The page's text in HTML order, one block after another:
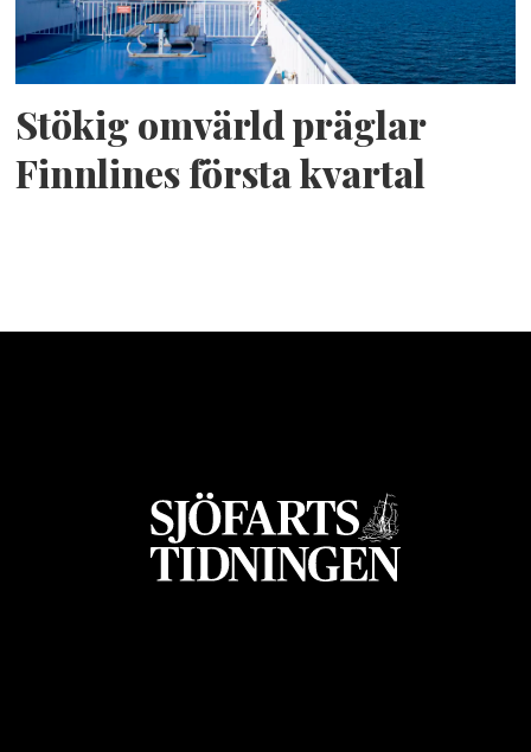
Stökig omvärld präglar
Finnlines första kvartal